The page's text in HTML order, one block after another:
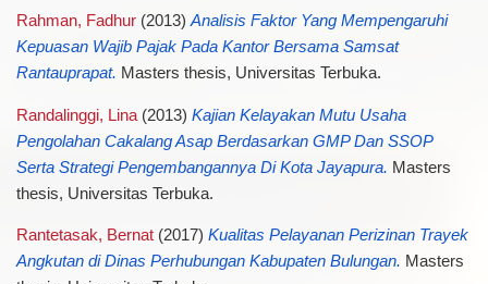
Rahman, Fadhur(2013) Analisis Faktor Yang Mempengaruhi
Kepuasan Wajib Pajak Pada Kantor Bersama Samsat
Rantauprapat. Masters thesis, Universitas Terbuka.
Randalinggi, Lina(2013) Kajian Kelayakan Mutu Usaha
Pengolahan Cakalang Asap Berdasarkan GMP Dan SSOP
Serta Strategi Pengembangannya Di Kota Jayapura. Masters
thesis, Universitas Terbuka.
Rantetasak, Bernat(2017) Kualitas Pelayanan Perizinan Trayek
Angkutan di Dinas Perhubungan Kabupaten Bulungan. Masters